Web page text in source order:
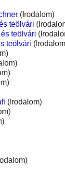
(Irodalom)
teölvári
teölvári
teölvári
(Irodalom)